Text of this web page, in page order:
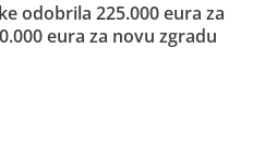
odobrila 225.000 eura za
eura za novu zgradu